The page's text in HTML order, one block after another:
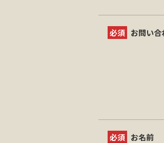
必須 お問い
必須 お名前